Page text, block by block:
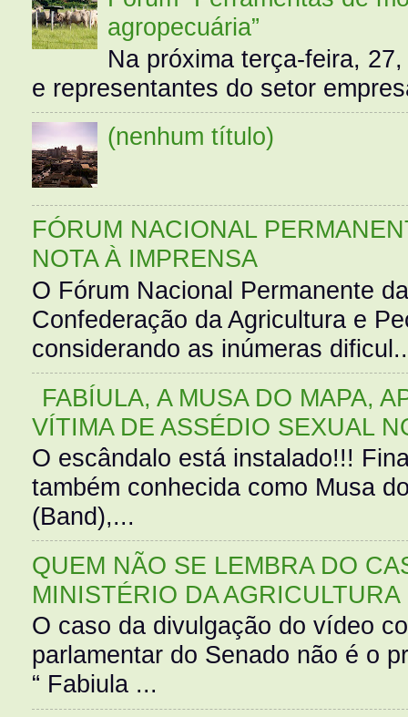
agropecuária”
Na próxima terça-feira,
e representantes do setor
(nenhum título)
FÓRUM NACIONAL
NOTA À IMPRENSA
O Fórum Nacional Permanente
Confederação da Agricultura e
considerando as inúmeras
FABÍULA, A MUSA DO MAPA,
VÍTIMA DE ASSÉDIO SEXUAL
O escândalo está instalado!!!
também conhecida como Musa
(Band),...
QUEM NÃO SE LEMBRA DO
MINISTÉRIO DA AGRICULTURA
O caso da divulgação do vídeo
parlamentar do Senado não é o
“ Fabiula ...